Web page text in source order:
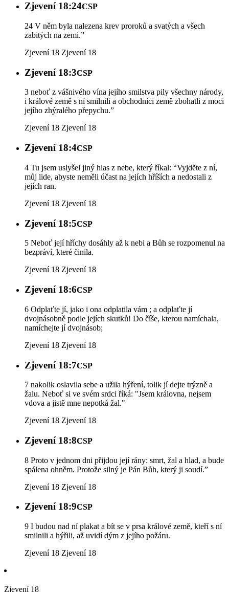
Zjevení 18:24CSP
24 V něm byla nalezena krev proroků a svatých a všech
zabitých na zemi.”
Zjevení 18 Zjevení 18
Zjevení 18:3CSP
3 neboť z vášnivého vína jejího smilstva pily všechny národy,
i králové země s ní smilnili a obchodníci země zbohatli z moci
jejího zhýralého přepychu.”
Zjevení 18 Zjevení 18
Zjevení 18:4CSP
4 Tu jsem uslyšel jiný hlas z nebe, který říkal: “Vyjděte z ní,
můj lide, abyste neměli účast na jejích hříších a nedostali z
jejích ran.
Zjevení 18 Zjevení 18
Zjevení 18:5CSP
5 Neboť její hříchy dosáhly až k nebi a Bůh se rozpomenul na
bezpráví, které činila.
Zjevení 18 Zjevení 18
Zjevení 18:6CSP
6 Odplaťte jí, jako i ona odplatila vám ; a odplaťte jí
dvojnásobně podle jejích skutků! Do číše, kterou namíchala,
namíchejte jí dvojnásob;
Zjevení 18 Zjevení 18
Zjevení 18:7CSP
7 nakolik oslavila sebe a užila hýření, tolik jí dejte trýzně a
žalu. Neboť si ve svém srdci říká: "Jsem královna, nejsem
vdova a jistě mne nepotká žal."
Zjevení 18 Zjevení 18
Zjevení 18:8CSP
8 Proto v jednom dni přijdou její rány: smrt, žal a hlad, a bude
spálena ohněm. Protože silný je Pán Bůh, který ji soudí.”
Zjevení 18 Zjevení 18
Zjevení 18:9CSP
9 I budou nad ní plakat a bít se v prsa králové země, kteří s ní
smilnili a hýřili, až uvidí dým z jejího požáru.
Zjevení 18 Zjevení 18
Zjevení 18